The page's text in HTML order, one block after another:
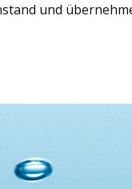
und